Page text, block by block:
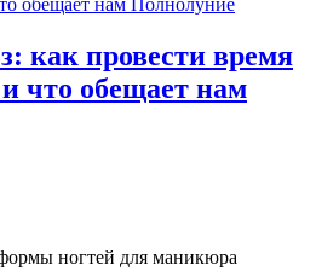
как провести время
что обещает нам
ногтей для маникюра